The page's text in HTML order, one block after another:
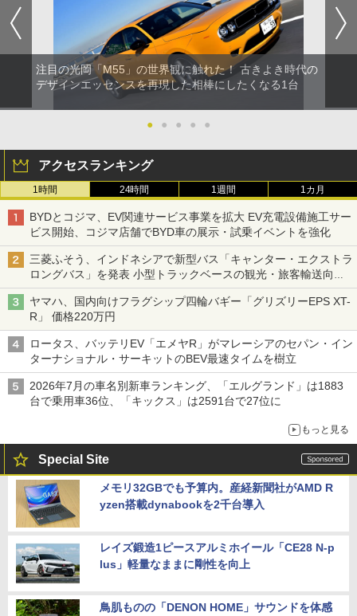
注目の光岡「M55」の世界観に触れた！ 古きよき時代の
デザインエッセンスを再現した相棒にしたくなる1台
● ● ● ● ●
アクセスランキング
1時間 24時間 1週間 1カ月
BYDとコジマ、EV関連サービス事業を拡大 EV充電設備施工サー
ビス開始、コジマ店舗でBYD車の展示・試乗イベントを強化
三菱ふそう、インドネシアで新型バス「キャンター・エクストラ
ロングバス」を発表 小型トラックベースの観光・旅客輸送向け
バス
ヤマハ、国内向けフラグシップ四輪バギー「グリズリーEPS XT-
R」 価格220万円
ロータス、バッテリEV「エメヤR」がマレーシアのセパン・イン
ターナショナル・サーキットのBEV最速タイムを樹立
2026年7月の車名別新車ランキング、「エルグランド」は1883
台で乗用車36位、「キックス」は2591台で27位に
もっと見る
Special Site
メモリ32GBでも予算内。産経新聞社がAMD R
yzen搭載dynabookを2千台導入
レイズ鍛造1ピースアルミホイール「CE28 N-p
lus」軽量なままに剛性を向上
鳥肌ものの「DENON HOME」サウンドを体感